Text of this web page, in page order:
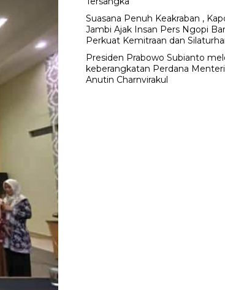
Suasana Penuh Keakraban ,
Jambi Ajak Insan Pers Ngopi
Perkuat Kemitraan dan
Presiden Prabowo Subianto
keberangkatan Perdana Menteri
Anutin Charnvirakul